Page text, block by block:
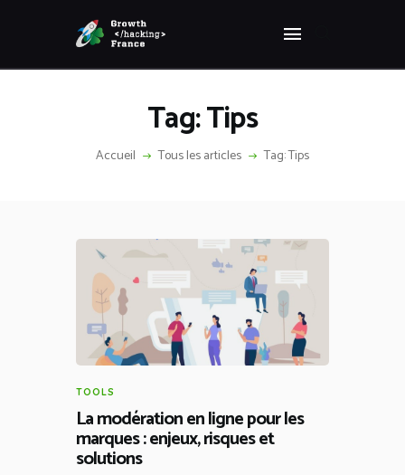
Tag: Tips
Accueil Tous les articles Tag: Tips
GROWTH HACKING FRANCE
HACKS
L’AGENCE
ÉTHIQUE
CONTACT
TOOLS
La modération en ligne pour les
marques : enjeux, risques et
solutions